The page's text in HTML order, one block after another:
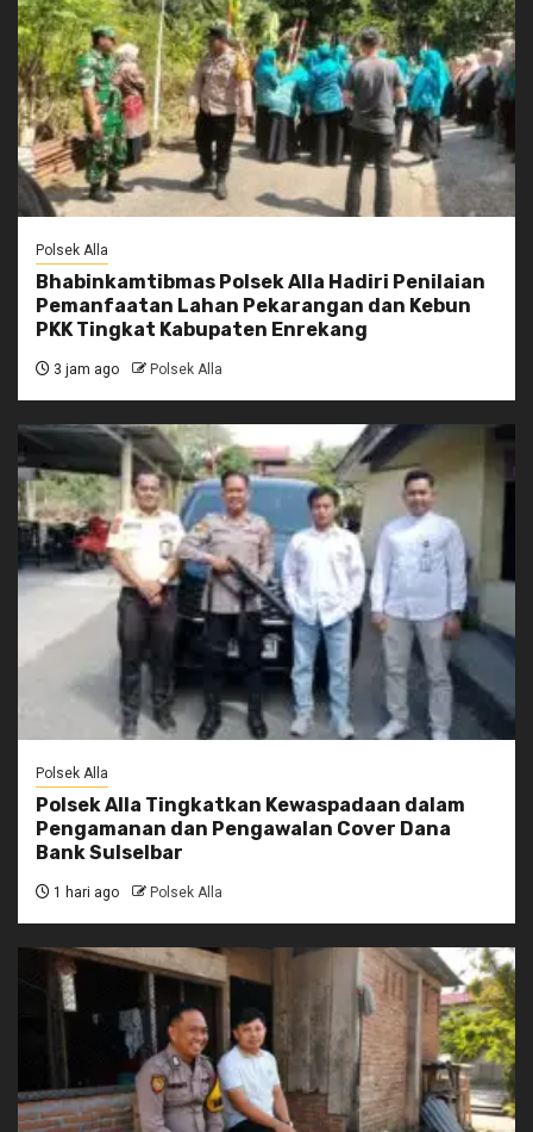
Polsek Alla
Bhabinkamtibmas Polsek Alla Hadiri Penilaian
Pemanfaatan Lahan Pekarangan dan Kebun
PKK Tingkat Kabupaten Enrekang
3 jam ago Polsek Alla
Polsek Alla
Polsek Alla Tingkatkan Kewaspadaan dalam
Pengamanan dan Pengawalan Cover Dana
Bank Sulselbar
1 hari ago Polsek Alla